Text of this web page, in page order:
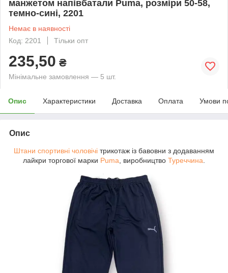
манжетом напівбатали Puma, розміри 50-58,
темно-сині, 2201
Немає в наявності
Код: 2201
Тільки опт
235,50 ₴
Мінімальне замовлення — 5 шт.
Опис Характеристики Доставка Оплата Умови
Опис
Штани спортивні чоловічі трикотаж із бавовни з додаванням
лайкри торгової марки Puma , виробництво Туреччина